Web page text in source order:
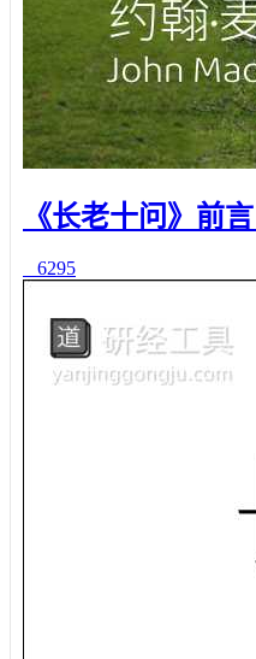
《长老十问》前
6295